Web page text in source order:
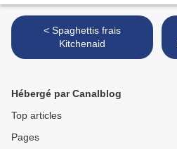
< Spaghettis frais
Kitchenaid
Hébergé par Canalblog
Top articles
Pages